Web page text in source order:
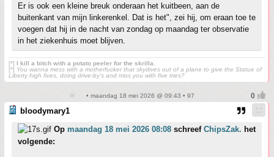
Er is ook een kleine breuk onderaan het kuitbeen, aan de
buitenkant van mijn linkerenkel. Dat is het", zei hij, om eraan toe te
voegen dat hij in de nacht van zondag op maandag ter observatie
in het ziekenhuis moet blijven.
[*] I kill a bitch with a potato peeler for the skrilla.
[*] You wanna mess with a motherfucker that skydives out of a plane to give the Statue of
Liberty high fives, doing drive-by’s and miss you with five tries?
• maandag 18 mei 2026 @ 09:43 • 97
bloodymary1
Op maandag 18 mei 2026 08:08 schreef ChipsZak. het
volgende: